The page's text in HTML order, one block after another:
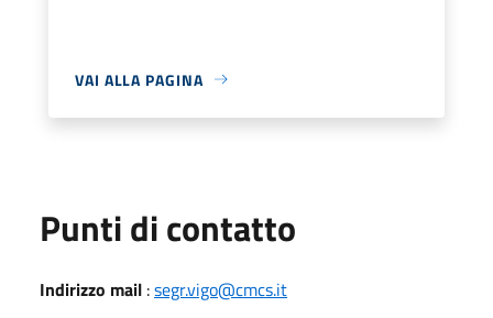
VAI ALLA PAGINA
Punti di contatto
Indirizzo mail :segr.vigo@cmcs.it